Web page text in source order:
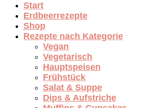
Start
Erdbeerrezepte
Shop
Rezepte nach Kategorie
Vegan
Vegetarisch
Hauptspeisen
Frühstück
Salat & Suppe
Dips & Aufstriche